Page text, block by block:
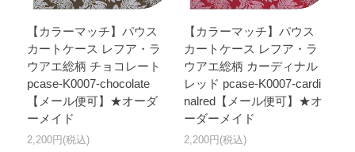
【カラーマッチ】パウス
カートケース レフア・ラ
ウアエ総柄 チョコレート
pcase-K0007-chocolate
【メール便可】★オーダ
ーメイド
2,200円(税込)
【カラーマッチ】パウス
カートケース レフア・ラ
ウアエ総柄 カーディナル
レッド pcase-K0007-cardi
nalred【メール便可】★オ
ーダーメイド
2,200円(税込)